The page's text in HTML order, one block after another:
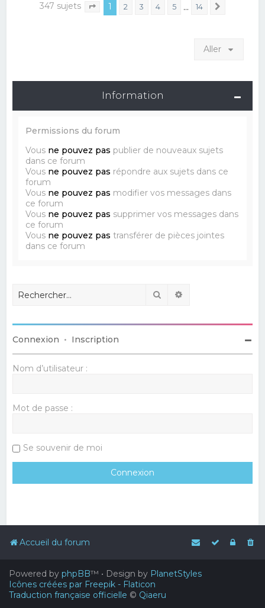
347 sujets Page sur 14
1 2 3 4 5 … 14
Aller
Information
Permissions du forum
Vous ne pouvez pas publier de nouveaux sujets
dans ce forum
Vous ne pouvez pas répondre aux sujets dans ce
forum
Vous ne pouvez pas modifier vos messages dans
ce forum
Vous ne pouvez pas supprimer vos messages dans
ce forum
Vous ne pouvez pas transférer de pièces jointes
dans ce forum
Rechercher
Connexion • Inscription
Nom d’utilisateur :
Mot de passe :
Se souvenir de moi
Accueil du forum
Powered by phpBB™ • Design by PlanetStyles
Icônes créées par Freepik - Flaticon
Traduction française officielle © Qiaeru